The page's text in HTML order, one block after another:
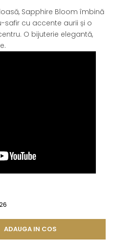
Sapphire Bloom îmbină
cu accente aurii și o
O bijuterie elegantă,
ADAUGA IN COS